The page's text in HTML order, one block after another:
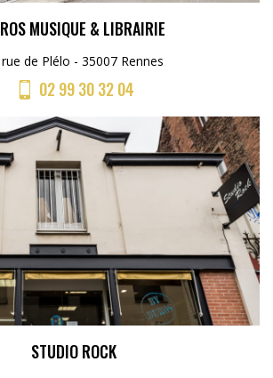
MUSIQUE & LIBRAIRIE
de Plélo - 35007 Rennes
02 99 30 32 04
STUDIO ROCK